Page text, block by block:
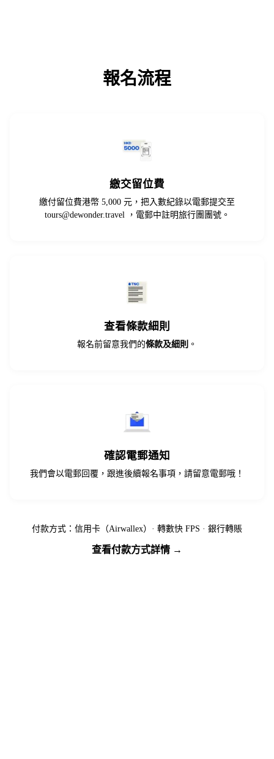
報名流程
繳交留位費
繳付留位費港幣 5,000 元，把入數紀錄以電郵提交至
tours@dewonder.travel，電郵中註明旅行團團號。
查看條款細則
報名前留意我們的條款及細則 。
確認電郵通知
我們會以電郵回覆，跟進後續報名事項，請留意電郵哦！
付款方式：信用卡（Airwallex）· 轉數快 FPS · 銀行轉賬
查看付款方式詳情 →